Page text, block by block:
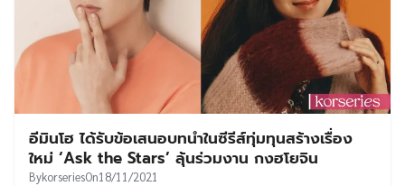
อีมินโฮ ได้รับข้อเสนอบทนำในซีรีส์ทุ่มทุนสร้างเรื่อง
ใหม่ ‘Ask the Stars’ ลุ้นร่วมงาน กงฮโยจิน
BykorseriesOn18/11/2021